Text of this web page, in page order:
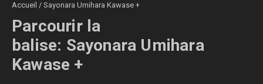
Accueil / Sayonara Umihara Kawase +
Parcourir la
balise: Sayonara Umihara
Kawase +